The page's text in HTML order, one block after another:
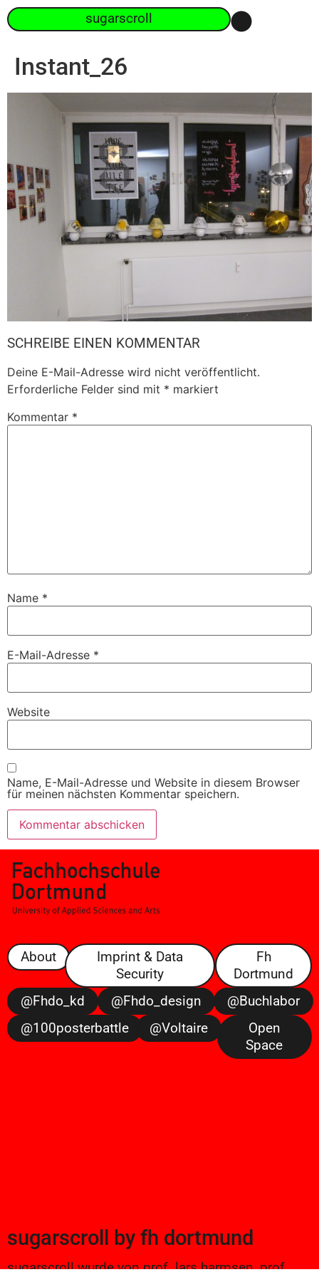
sugarscroll
Instant_26
SCHREIBE EINEN KOMMENTAR
Deine E-Mail-Adresse wird nicht veröffentlicht.
Erforderliche Felder sind mit * markiert
Kommentar *
Name *
E-Mail-Adresse *
Website
Name, E-Mail-Adresse und Website in diesem Browser
für meinen nächsten Kommentar speichern.
About
Imprint & Data
Security
Fh
Dortmund
@fhdo_kd
@fhdo_design
@buchlabor
@100posterbattle
@voltaire
Open
Space
sugarscroll by fh dortmund
sugarscroll wurde von prof. lars harmsen, prof.